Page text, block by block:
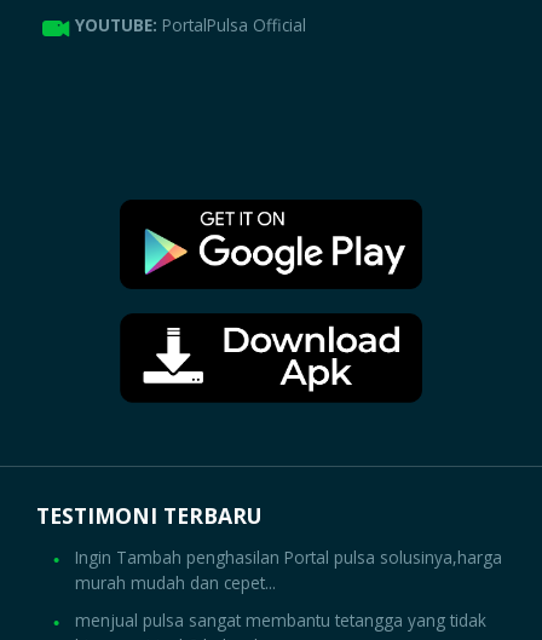
YOUTUBE: PortalPulsa Official
TESTIMONI TERBARU
Ingin Tambah penghasilan Portal pulsa solusinya,harga
murah mudah dan cepet...
menjual pulsa sangat membantu tetangga yang tidak